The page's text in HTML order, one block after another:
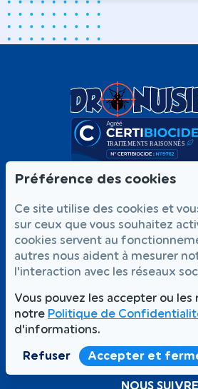
Dératisation
L'ENTREPRISE
Qui sommes-
Appelez-nous
contact
NOUS SUIVRE
Préférence des cookies
Ce site utilise des cookies et
sur ceux que vous souhaitez
cookies servent au
autres nous aident à mesurer
l'interaction avec les réseaux
Vous pouvez les accepter ou les
notre Politique de
d'informations.
Refuser Accepter et